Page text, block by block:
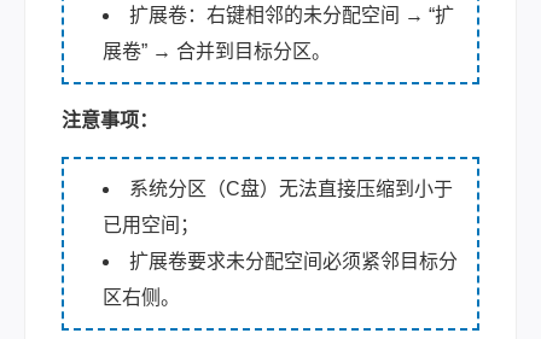
扩展卷：右键相邻的未分配空间 → “扩
展卷” → 合并到目标分区。
注意事项：
系统分区（C盘）无法直接压缩到小于
已用空间；
扩展卷要求未分配空间必须紧邻目标分
区右侧。